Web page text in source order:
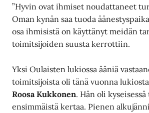
”Hyvin ovat ihmiset noudattaneet
Oman kynän saa tuoda
osa ihmisistä on käyttänyt meidän
toimitsijoiden suusta kerrottiin.
Yksi Oulaisten lukiossa ääniä
toimitsijoista oli tänä vuonna
Roosa Kukkonen. Hän oli
ensimmäistä kertaa. Pienen